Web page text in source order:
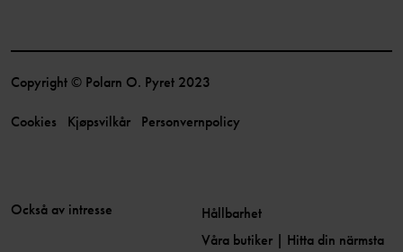
Copyright © Polarn O. Pyret 2023
Cookies Kjøpsvilkår Personvernpolicy
Också av intresse
Hållbarhet
Våra butiker | Hitta din närmsta